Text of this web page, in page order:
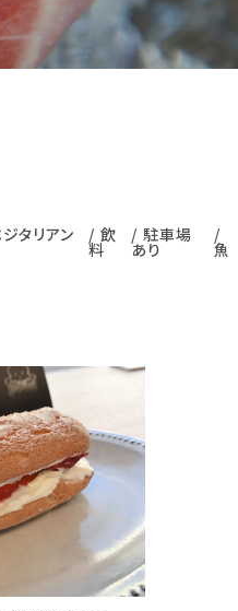
タリアン 飲
料
駐車場
あり 魚